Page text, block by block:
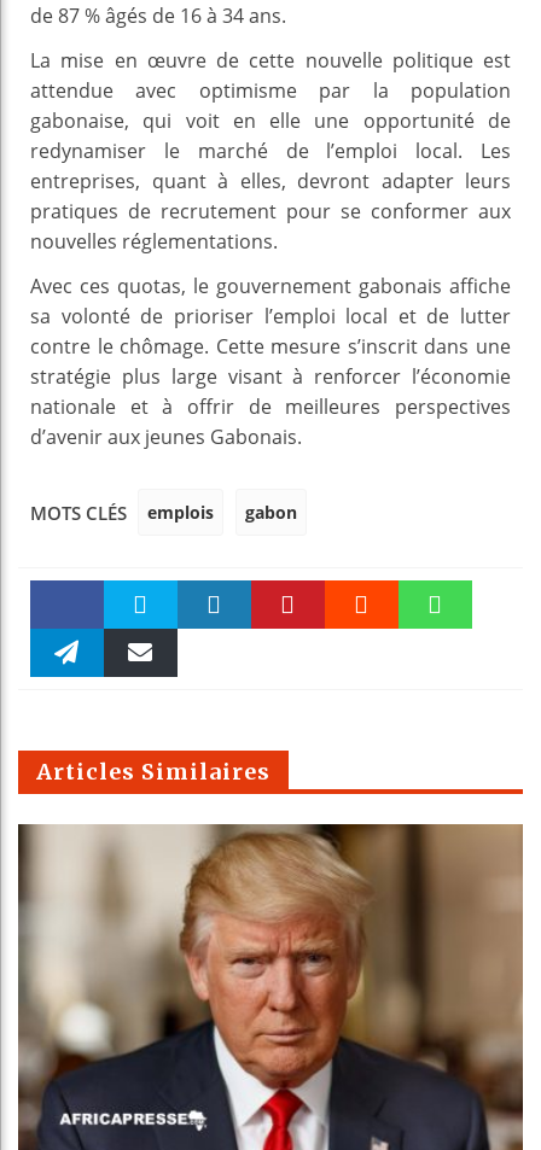
de 87 % âgés de 16 à 34 ans.
La mise en œuvre de cette nouvelle politique est
attendue avec optimisme par la population
gabonaise, qui voit en elle une opportunité de
redynamiser le marché de l’emploi local. Les
entreprises, quant à elles, devront adapter leurs
pratiques de recrutement pour se conformer aux
nouvelles réglementations.
Avec ces quotas, le gouvernement gabonais affiche
sa volonté de prioriser l’emploi local et de lutter
contre le chômage. Cette mesure s’inscrit dans une
stratégie plus large visant à renforcer l’économie
nationale et à offrir de meilleures perspectives
d’avenir aux jeunes Gabonais.
MOTS CLÉS emplois gabon
Faceboo Twitter
m
Articles Similaires